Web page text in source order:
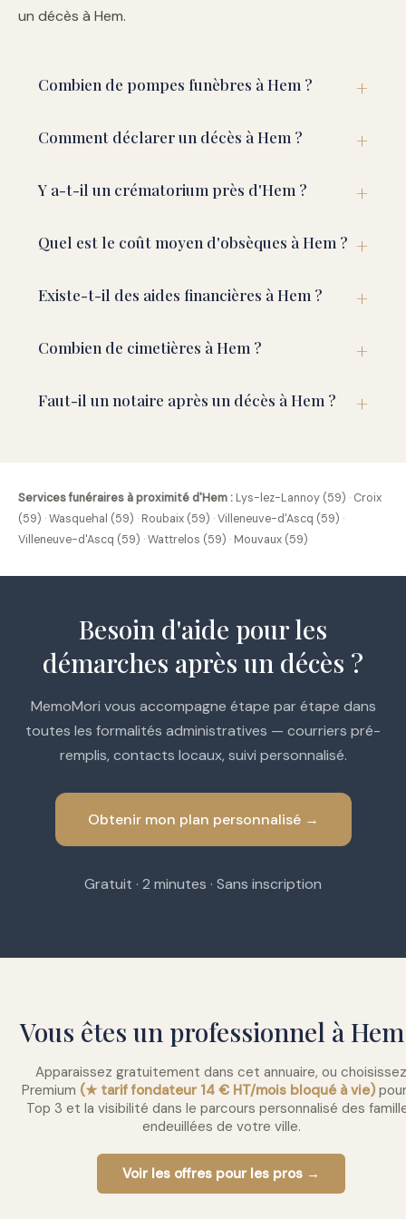
un décès à Hem.
Combien de pompes funèbres à Hem ?
Comment déclarer un décès à Hem ?
Y a-t-il un crématorium près d'Hem ?
Quel est le coût moyen d'obsèques à Hem ?
Existe-t-il des aides financières à Hem ?
Combien de cimetières à Hem ?
Faut-il un notaire après un décès à Hem ?
Services funéraires à proximité d'Hem : Lys-lez-Lannoy (59) · Croix
(59) ·Wasquehal (59) · Roubaix (59) ·Villeneuve-d'Ascq (59) ·
Villeneuve-d'Ascq (59) ·Wattrelos (59) · Mouvaux (59)
Besoin d'aide pour les
démarches après un décès ?
MemoMori vous accompagne étape par étape dans
toutes les formalités administratives — courriers pré-
remplis, contacts locaux, suivi personnalisé.
Obtenir mon plan personnalisé →
Gratuit · 2 minutes · Sans inscription
Vous êtes un professionnel à
Apparaissez gratuitement dans cet annuaire, ou choisissez
Premium (★ tarif fondateur 14 € HT/mois bloqué à vie)
Top 3 et la visibilité dans le parcours personnalisé des
endeuillées de votre ville.
Voir les offres pour les pros →